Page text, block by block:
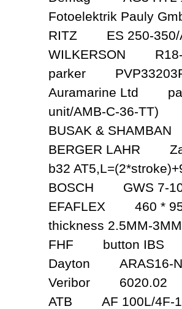
Fotoelektrik Pauly
RITZ ES 250-350/
WILKERSON R18-
parker
Auramarine Ltd part
unit/AMB-C-36-TT)
BUSAK &
BERGER LAHR
b32
BOSCH GWS 7-
EFAFLEX 460 * 953
thickness 2.5MM-
FHF button IBS
Dayton ARAS16-
Veribor 6020.02
ATB AF 100L/4F-